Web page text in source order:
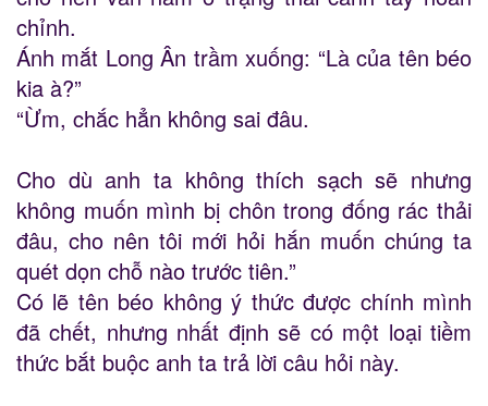
chỉnh.
Ánh mắt Long Ân trầm xuống: “Là của tên béo
kia à?”
“Ừm, chắc hẳn không sai đâu.
Cho dù anh ta không thích sạch sẽ nhưng
không muốn mình bị chôn trong đống rác thải
đâu, cho nên tôi mới hỏi hắn muốn chúng ta
quét dọn chỗ nào trước tiên.”
Có lẽ tên béo không ý thức được chính mình
đã chết, nhưng nhất định sẽ có một loại tiềm
thức bắt buộc anh ta trả lời câu hỏi này.